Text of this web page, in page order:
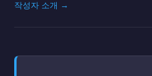
작성자 소개 →